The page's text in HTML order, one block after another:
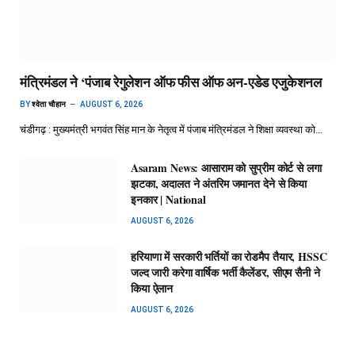
मंत्रिमंडल ने ‘पंजाब रेगुलेशन ऑफ फीस ऑफ अन-एडेड एजुकेशनल
BYश्वेता चौहान AUGUST 6, 2026
चंडीगढ़ : मुख्यमंत्री भगवंत सिंह मान के नेतृत्व में पंजाब मंत्रिमंडल ने शिक्षा व्यवस्था को…
Asaram News: आसाराम को सुप्रीम कोर्ट से लगा
झटका, अदालत ने अंतरिम जमानत देने से किया
इनकार | National
AUGUST 6, 2026
हरियाणा में सरकारी भर्तियों का रोडमैप तैयार, HSSC
जल्द जारी करेगा वार्षिक भर्ती कैलेंडर, सीएम सैनी ने
किया ऐलान
AUGUST 6, 2026